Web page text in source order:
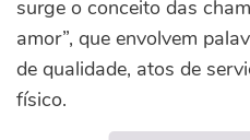
surge o conceito das
amor”, que envolvem
de qualidade, atos de
físico.